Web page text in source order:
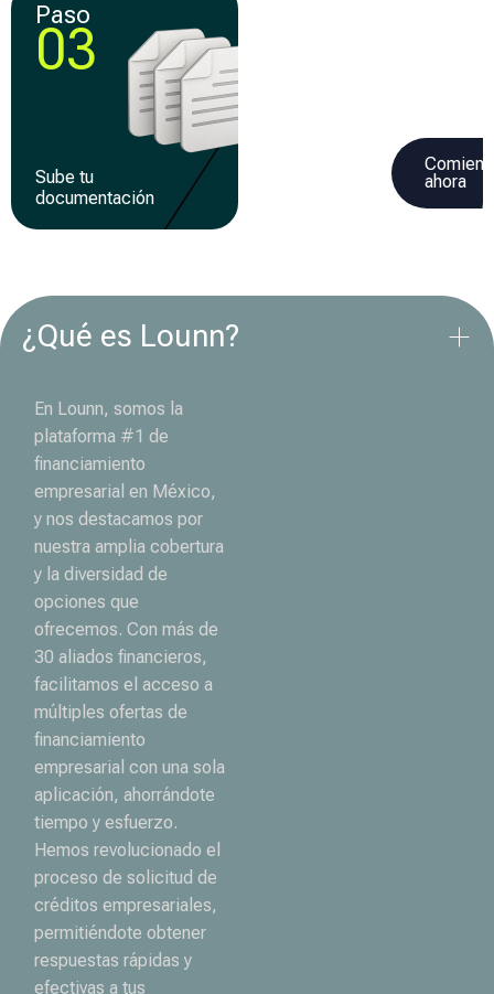
Paso
03
Sube tu
documentación
ahora
¿Qué es Lounn?
En Lounn, somos la
plataforma #1 de
financiamiento
empresarial en México,
y nos destacamos por
nuestra amplia cobertura
y la diversidad de
opciones que
ofrecemos. Con más de
30 aliados financieros,
facilitamos el acceso a
múltiples ofertas de
financiamiento
empresarial con una sola
aplicación, ahorrándote
tiempo y esfuerzo.
Hemos revolucionado el
proceso de solicitud de
créditos empresariales,
permitiéndote obtener
respuestas rápidas y
efectivas a tus